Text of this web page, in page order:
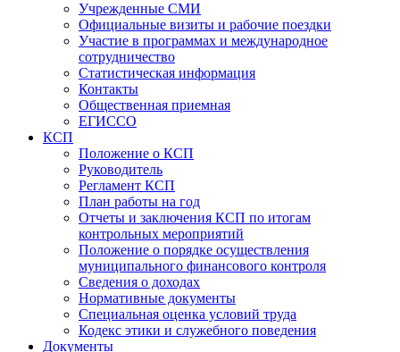
Учрежденные СМИ
Официальные визиты и рабочие поездки
Участие в программах и международное
сотрудничество
Статистическая информация
Контакты
Общественная приемная
ЕГИССО
КСП
Положение о КСП
Руководитель
Регламент КСП
План работы на год
Отчеты и заключения КСП по итогам
контрольных мероприятий
Положение о порядке осуществления
муниципального финансового контроля
Сведения о доходах
Нормативные документы
Специальная оценка условий труда
Кодекс этики и служебного поведения
Документы